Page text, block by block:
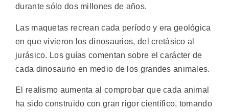
durante sólo dos millones de años.
Las maquetas recrean cada período y era geológica
en que vivieron los dinosaurios, del cretásico al
jurásico. Los guías comentan sobre el carácter de
cada dinosaurio en medio de los grandes animales.
El realismo aumenta al comprobar que cada animal
ha sido construido con gran rigor científico, tomando